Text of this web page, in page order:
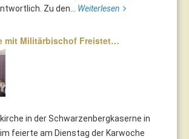
Zu den... Weiterlesen
mit Militärbischof Freistet…
in der Schwarzenbergkaserne in
feierte am Dienstag der Karwoche